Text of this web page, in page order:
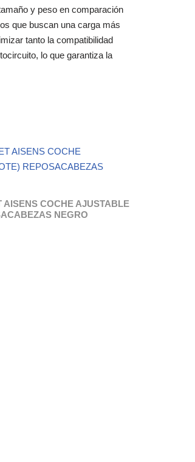
y peso en comparación
que buscan una carga más
tanto la compatibilidad
lo que garantiza la
AISENS COCHE AJUSTABLE
NEGRO